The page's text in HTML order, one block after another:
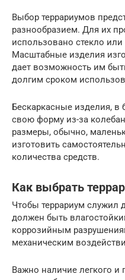
Выбор террариумов
разнообразием. Для их
использовано стекло
Масштабные изделия
дает возможность им
долгим сроком
Бескаркасные изделия, в
свою форму из-за
размеры, обычно,
изготовить
количества средств.
Как выбрать
Чтобы террариум служил
должен быть
коррозийным
механическим
Важно наличие легкого и